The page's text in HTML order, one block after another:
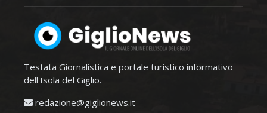
Testata Giornalistica e portale turistico informativo
dell'Isola del Giglio.
redazione@giglionews.it